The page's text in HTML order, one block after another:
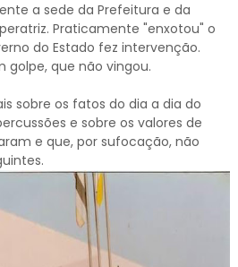
a sede da Prefeitura e da
Praticamente "enxotou" o
do Estado fez intervenção.
golpe, que não vingou.
sobre os fatos do dia a dia do
e sobre os valores de
e que, por sufocação, não